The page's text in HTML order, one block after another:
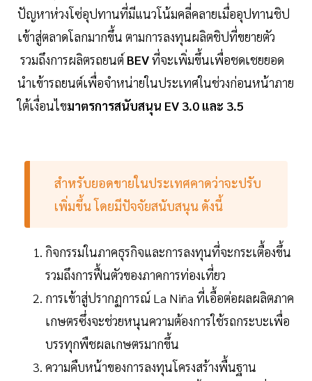
ปัญหาห่วงโซ่อุปทานที่มีแนวโน้มคลี่คลายเมื่ออุปทานชิป
เข้าสู่ตลาดโลกมากขึ้น ตามการลงทุนผลิตชิปที่ขยายตัว
รวมถึงการผลิตรถยนต์ BEVที่จะเพิ่มขึ้นเพื่อชดเชยยอด
นำเข้ารถยนต์เพื่อจำหน่ายในประเทศในช่วงก่อนหน้าภาย
ใต้เงื่อนไขมาตรการสนับสนุน EV 3.0 และ 3.5
สำหรับยอดขายในประเทศคาดว่าจะปรับ
เพิ่มขึ้น โดยมีปัจจัยสนับสนุน ดังนี้
กิจกรรมในภาคธุรกิจและการลงทุนที่จะกระเตื้องขึ้น
รวมถึงการฟื้นตัวของภาคการท่องเที่ยว
การเข้าสู่ปรากฏการณ์ La Niña ที่เอื้อต่อผลผลิตภาค
เกษตรซึ่งจะช่วยหนุนความต้องการใช้รถกระบะเพื่อ
บรรทุกพืชผลเกษตรมากขึ้น
ความคืบหน้าของการลงทุนโครงสร้างพื้นฐาน